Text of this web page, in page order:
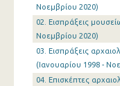
Μαρτίου 2024
Φεβρουαρίου
Ιανουαρίου
Νοεμβρίου 2020)
02. Εισπράξεις
Νοεμβρίου 2020)
03. Εισπράξεις
(Ιανουαρίου 1998 -
04. Επισκέπτες